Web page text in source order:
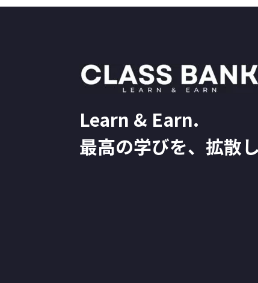
Learn & Earn.
最高の学びを、拡散し